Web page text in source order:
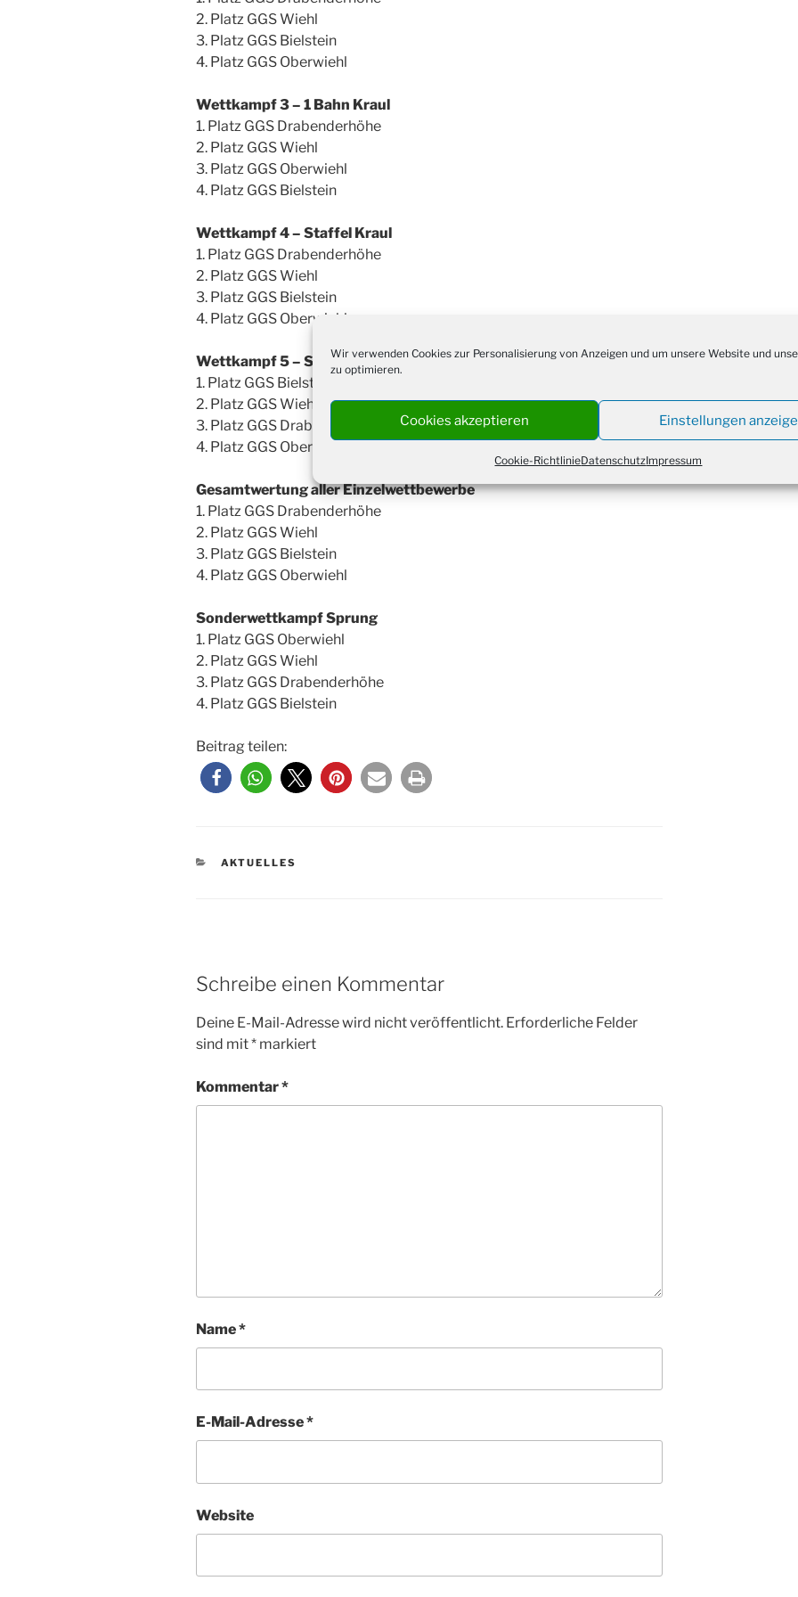
Wir verwenden Cookies zur Personalisierung von Anzeigen und um unsere Website und
zu optimieren.
Cookies akzeptieren Einstellungen
Cookie-RichtlinieDatenschutzImpressum
2. Platz GGS Wiehl
3. Platz GGS Bielstein
4. Platz GGS Oberwiehl
Wettkampf 3 – 1 Bahn Kraul
1. Platz GGS Drabenderhöhe
2. Platz GGS Wiehl
3. Platz GGS Oberwiehl
4. Platz GGS Bielstein
Wettkampf 4 – Staffel Kraul
1. Platz GGS Drabenderhöhe
2. Platz GGS Wiehl
3. Platz GGS Bielstein
4. Platz GGS Oberwiehl
Wettkampf 5 – Staffel Brust
1. Platz GGS Bielstein
2. Platz GGS Wiehl
3. Platz GGS Drabenderhöhe
4. Platz GGS Oberwiehl
Gesamtwertung aller Einzelwettbewerbe
1. Platz GGS Drabenderhöhe
2. Platz GGS Wiehl
3. Platz GGS Bielstein
4. Platz GGS Oberwiehl
Sonderwettkampf Sprung
1. Platz GGS Oberwiehl
2. Platz GGS Wiehl
3. Platz GGS Drabenderhöhe
4. Platz GGS Bielstein
Beitrag teilen:
KATEGORIEN
AKTUELLES
Schreibe einen Kommentar
Deine E-Mail-Adresse wird nicht veröffentlicht. Erforderliche Felder
sind mit* markiert
Kommentar*
Name*
E-Mail-Adresse*
Website
24.12.